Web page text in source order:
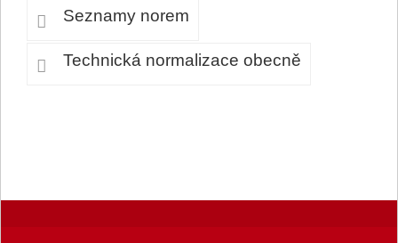
Seznamy norem
Technická normalizace obecně